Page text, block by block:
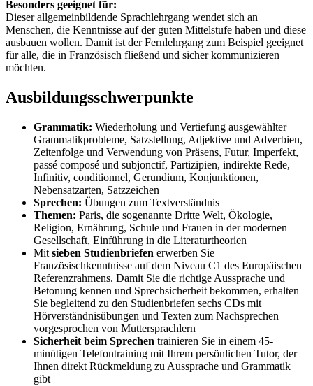
Besonders geeignet für:
Dieser allgemeinbildende Sprachlehrgang wendet sich an
Menschen, die Kenntnisse auf der guten Mittelstufe haben und diese
ausbauen wollen. Damit ist der Fernlehrgang zum Beispiel geeignet
für alle, die in Französisch fließend und sicher kommunizieren
möchten.
Ausbildungsschwerpunkte
Grammatik: Wiederholung und Vertiefung ausgewählter
Grammatikprobleme, Satzstellung, Adjektive und Adverbien,
Zeitenfolge und Verwendung von Präsens, Futur, Imperfekt,
passé composé und subjonctif, Partizipien, indirekte Rede,
Infinitiv, conditionnel, Gerundium, Konjunktionen,
Nebensatzarten, Satzzeichen
Sprechen: Übungen zum Textverständnis
Themen: Paris, die sogenannte Dritte Welt, Ökologie,
Religion, Ernährung, Schule und Frauen in der modernen
Gesellschaft, Einführung in die Literaturtheorien
Mit sieben Studienbriefen erwerben Sie
Französischkenntnisse auf dem Niveau C1 des Europäischen
Referenzrahmens. Damit Sie die richtige Aussprache und
Betonung kennen und Sprechsicherheit bekommen, erhalten
Sie begleitend zu den Studienbriefen sechs CDs mit
Hörverständnisübungen und Texten zum Nachsprechen –
vorgesprochen von Muttersprachlern
Sicherheit beim Sprechen trainieren Sie in einem 45-
minütigen Telefontraining mit Ihrem persönlichen Tutor, der
Ihnen direkt Rückmeldung zu Aussprache und Grammatik
gibt